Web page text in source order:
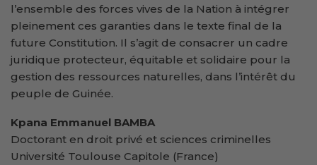
l’ensemble des forces vives de la Nation à intégrer
pleinement ces garanties dans le texte final de la
future Constitution. Il s’agit de consacrer un cadre
juridique protecteur, équitable et solidaire pour la
gestion des ressources naturelles, dans l’intérêt du
peuple de Guinée.
Kpana Emmanuel BAMBA
Doctorant en droit privé et sciences criminelles
Université Toulouse Capitole (France)